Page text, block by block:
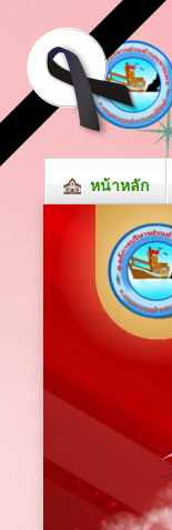
หน้าหลัก